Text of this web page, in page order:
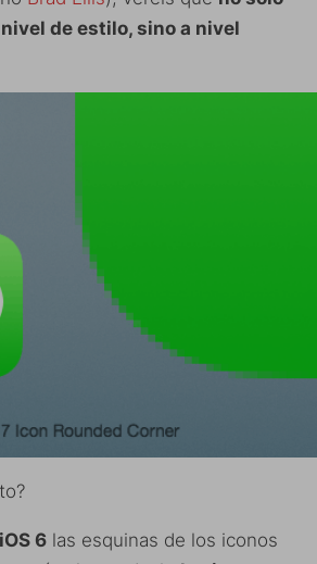
de estilo, sino a nivel
6 las esquinas de los iconos